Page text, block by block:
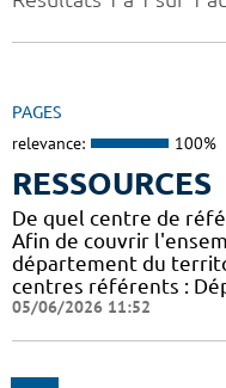
PAGES
relevance: 100%
RESSOURCES
De quel centre de
Afin de couvrir
département du
centres référents :
05/06/2026 11:52